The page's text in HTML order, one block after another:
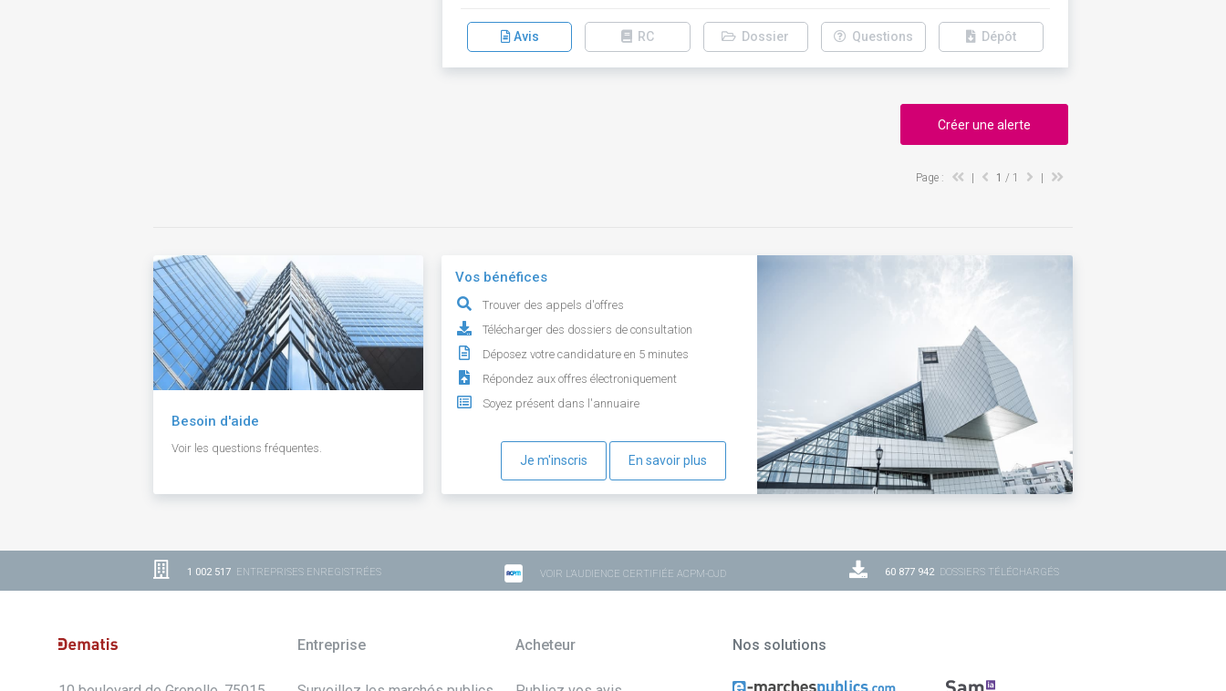
Avis RC Dossier Questions Dépôt
Créer une alerte
Page : 1 / 1
Besoin d'aide
Voir les questions fréquentes.
Vos bénéfices
Trouver des appels d'offres
Télécharger des dossiers de consultation
Déposez votre candidature en 5 minutes
Répondez aux offres électroniquement
Soyez présent dans l'annuaire
Je m'inscris En savoir plus
1 002 517 ENTREPRISES ENREGISTRÉES VOIR L'AUDIENCE CERTIFIÉE ACPM-OJD 60 877 942DOSSIERS TÉLÉCHARGÉS
Entreprise Acheteur Nos solutions